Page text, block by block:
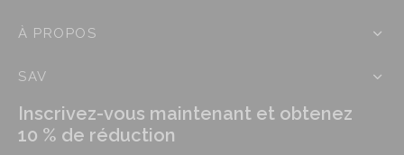
SAV
Inscrivez-vous maintenant et obtenez
10 % de réduction
À PROPOS